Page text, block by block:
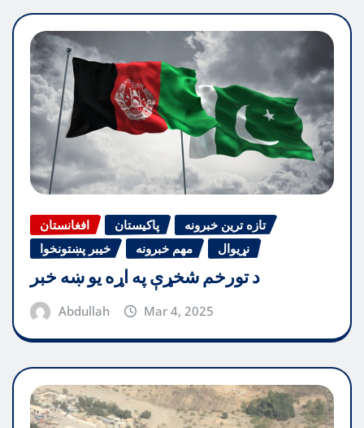
افغانستان پاکیستان
تازه ترین خبرونه
خیبر پښتونخوا
مهم خبرونه نړیوال
د تورخم شخړې په اړه یو ښه خبر
Abdullah Mar 4, 2025